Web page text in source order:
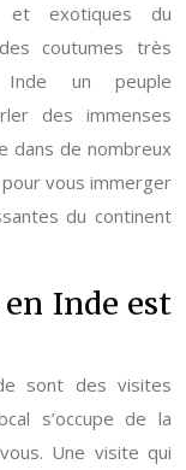
et exotiques du
coutumes très
Inde un peuple
des immenses
dans de nombreux
vous immerger
du continent
Inde est
sont des visites
s’occupe de la
Une visite qui